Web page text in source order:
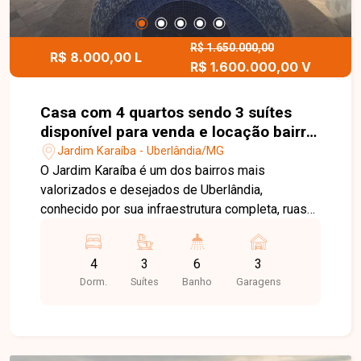
Royal Park, que oferece segurança e completa
estrutura de lazer. O condomínio possui taxa
aproximada de R$ 767,84 mensais. Entre em
contato para mais informações e agende uma
de morar com conforto, segurança e sofisticação
na Zona Sul de Uberlândia.
R$ 8.000,00 L
R$ 1.650.000,00
R$ 1.600.000,00 V
Casa com 4 quartos sendo 3 suítes
disponível para venda e locação bairro
Jardim Karaíba em Uberlândia-MG
Jardim Karaíba - Uberlândia/MG
O Jardim Karaíba é um dos bairros mais
valorizados e desejados de Uberlândia,
conhecido por sua infraestrutura completa, ruas
oferece fácil acesso às principais avenidas da
cidade, além de estar próxima a supermercados,
escolas, restaurantes, farmácias, academias e
4
Dorm.
3
Suítes
6
Banho
3
Garagens